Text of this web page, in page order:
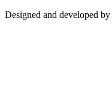
Designed and developed by